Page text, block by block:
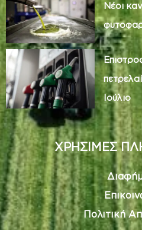
Νέοι
Ιούλιο
ΧΡΗΣΙΜΕΣ
Πολιτική